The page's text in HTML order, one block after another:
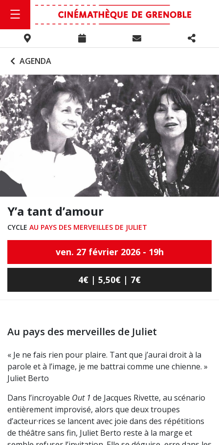
AGENDA
Y’a tant d’amour
CYCLE AU PAYS DES MERVEILLES DE JULIET
ven. 27 février 2026 - 19h
4€ | 5,50€ | 7€
Au pays des merveilles de Juliet
« Je ne fais rien pour plaire. Tant que j’aurai droit à la
parole et à l’image, je me battrai comme une chienne. »
Juliet Berto
Dans l’incroyable Out 1 de Jacques Rivette, au scénario
entièrement improvisé, alors que deux troupes
d’acteur·rices se lancent avec joie dans des répétitions
de théâtre sans fin, Juliet Berto reste à la marge et